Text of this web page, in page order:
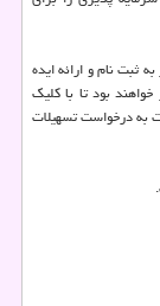
ثبت نام و ارائه ایده
بود تا با کلیک
به درخواست تسهیلات